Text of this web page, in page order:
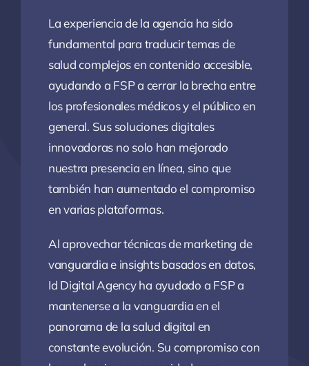
La experiencia de la agencia ha sido
fundamental para traducir temas de
salud complejos en contenido accesible,
ayudando a FSP a cerrar la brecha entre
los profesionales médicos y el público en
general. Sus soluciones digitales
innovadoras no solo han mejorado
nuestra presencia en línea, sino que
también han aumentado el compromiso
en varias plataformas.
Al aprovechar técnicas de marketing de
vanguardia e insights basados en datos,
Id Digital Agency ha ayudado a FSP a
mantenerse a la vanguardia en el
panorama de la salud digital en
constante evolución. Su compromiso con